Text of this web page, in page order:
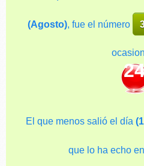
(Agosto), fue el número
El que menos salió el día
que lo ha echo en